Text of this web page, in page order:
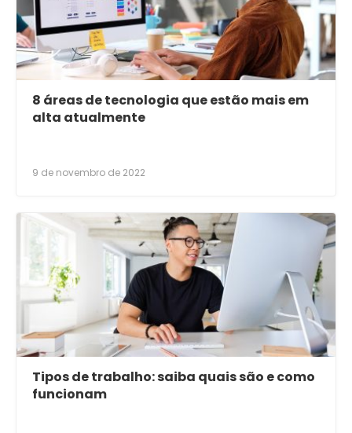
8 áreas de tecnologia que estão mais em
alta atualmente
9 de novembro de 2022
Tipos de trabalho: saiba quais são e como
funcionam